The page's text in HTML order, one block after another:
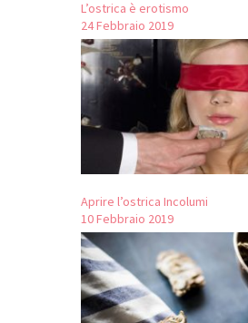
L’ostrica è erotismo
24 Febbraio 2019
Aprire l’ostrica Incolumi
10 Febbraio 2019